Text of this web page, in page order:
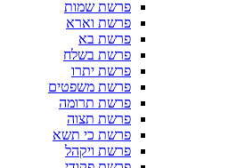
פרשת שמות
פרשת וארא
פרשת בא
פרשת בשלח
פרשת יתרו
פרשת משפטים
פרשת תרומה
פרשת תצוה
פרשת כי תשא
פרשת ויקהל